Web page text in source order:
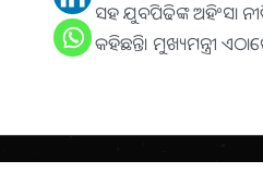
ସହ ଯୁବପିଢିଙ୍କ ଅହିଂସା
କହିଛନ୍ତି। ମୁଖ୍ୟମନ୍ତ୍ରୀ